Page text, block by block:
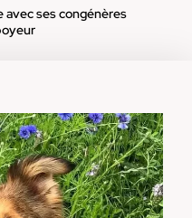
avec ses congénères